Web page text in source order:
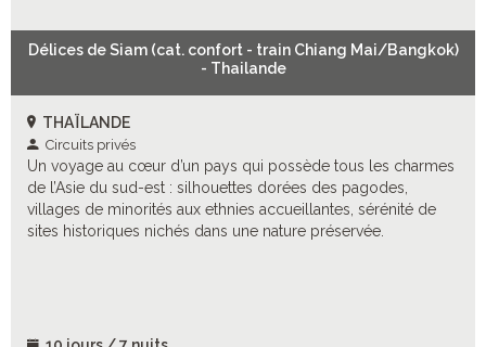
Délices de Siam (cat. confort - train Chiang Mai/Bangkok)
- Thailande
THAÏLANDE
Circuits privés
Un voyage au cœur d’un pays qui possède tous les charmes
de l’Asie du sud-est : silhouettes dorées des pagodes,
villages de minorités aux ethnies accueillantes, sérénité de
sites historiques nichés dans une nature préservée.